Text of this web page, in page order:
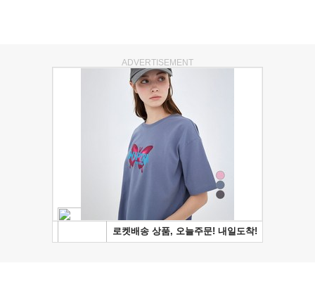
ADVERTISEMENT